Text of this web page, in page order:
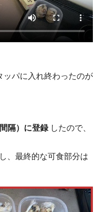
ッパに入れ終わったのが
隔）に登録したので、
、最終的な可食部分は